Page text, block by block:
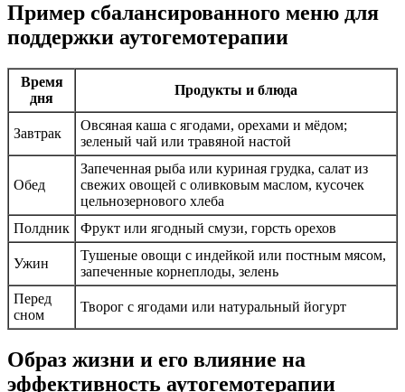
Пример сбалансированного меню для
поддержки аутогемотерапии
Время
дня
Продукты и блюда
Завтрак
Овсяная каша с ягодами, орехами и мёдом;
зеленый чай или травяной настой
Обед
Запеченная рыба или куриная грудка, салат из
свежих овощей с оливковым маслом, кусочек
цельнозернового хлеба
Полдник
Фрукт или ягодный смузи, горсть орехов
Ужин
Тушеные овощи с индейкой или постным мясом,
запеченные корнеплоды, зелень
Перед
сном
Творог с ягодами или натуральный йогурт
Образ жизни и его влияние на
эффективность аутогемотерапии